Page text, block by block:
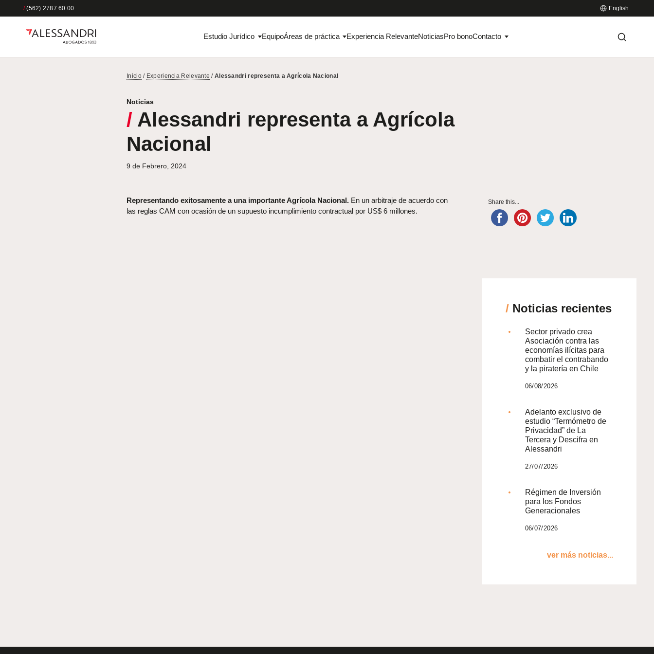
/(562) 2787 60 00 English
Estudio Jurídico EquipoÁreas de práctica Experiencia RelevanteNoticiasPro bonoContacto
Inicio/ Experiencia Relevante / Alessandri representa a Agrícola Nacional
Noticias
/ Alessandri representa a Agrícola
Nacional
9 de Febrero, 2024
Representando exitosamente a una importante Agrícola Nacional. En un arbitraje de acuerdo con
las reglas CAM con ocasión de un supuesto incumplimiento contractual por US$ 6 millones.
Share this...
/Noticias recientes
Sector privado crea
Asociación contra las
economías ilícitas para
combatir el contrabando
y la piratería en Chile
06/08/2026
Adelanto exclusivo de
estudio “Termómetro de
Privacidad” de La
Tercera y Descifra en
Alessandri
27/07/2026
Régimen de Inversión
para los Fondos
Generacionales
06/07/2026
ver más noticias...